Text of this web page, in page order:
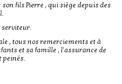
fils Pierre , qui siège depuis des
serviteur.
, tous nos remerciements et à
et sa famille , l'assurance de
peinés.